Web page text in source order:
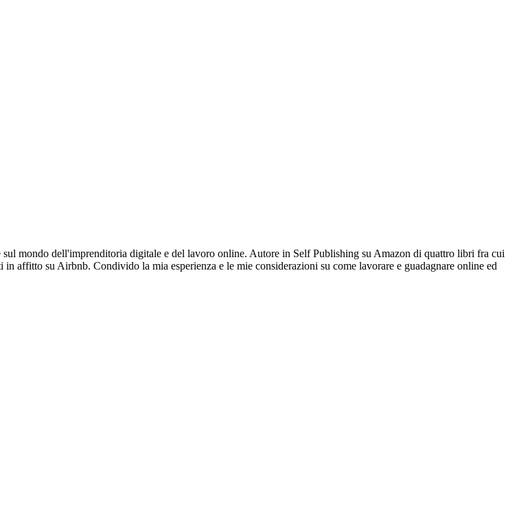
mondo dell'imprenditoria digitale e del lavoro online. Autore in Self Publishing su Amazon di quattro libri fra cui
su Airbnb. Condivido la mia esperienza e le mie considerazioni su come lavorare e guadagnare online ed